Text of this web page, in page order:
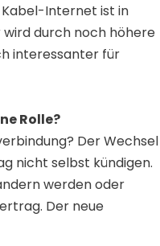
Internet ist in
wird durch noch höhere
interessanter für
Rolle?
Der Wechsel
nicht selbst kündigen.
werden oder
Der neue